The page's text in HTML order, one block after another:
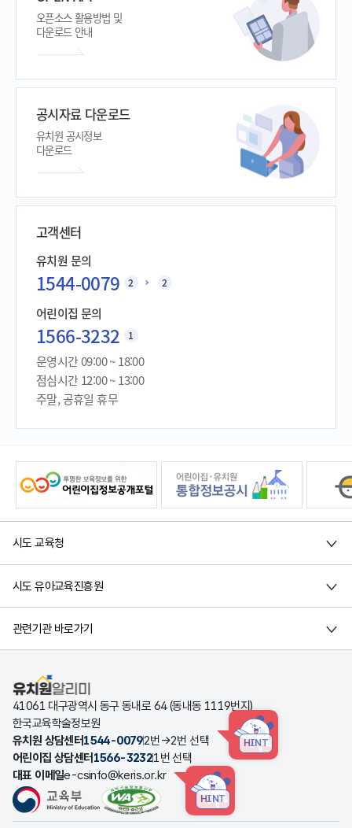
오픈소스 활용방법 및
다운로드 안내
공시자료 다운로드
유치원 공시정보
다운로드
고객센터
유치원 문의
1544-0079 2 2
어린이집 문의
1566-3232 1
운영시간 09:00 ~ 18:00
점심시간 12:00 ~ 13:00
주말, 공휴일 휴무
시도 교육청
시도 유아교육진흥원
관련기관 바로가기
유치원알리미
41061 대구광역시 동구 동내로 64 (동내동 1119번지)
한국교육학술정보원
유치원 상담센터1544-00792번→2번 선택 HINT
어린이집 상담센터 1566-32321번 선택
대표 이메일e-csinfo@keris.or.kr
HINT